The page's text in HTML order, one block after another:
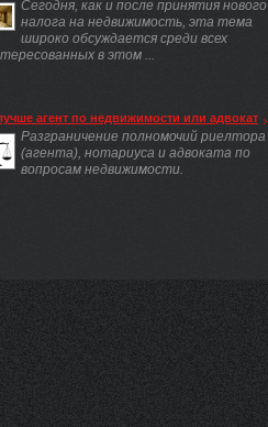
Сегодня, как и после принятия нового
налога на недвижимость, эта тема
широко обсуждается среди всех
в этом ...
агент по недвижимости или адвокат
Разграничение полномочий риелтора
(агента), нотариуса и адвоката по
вопросам недвижимости.